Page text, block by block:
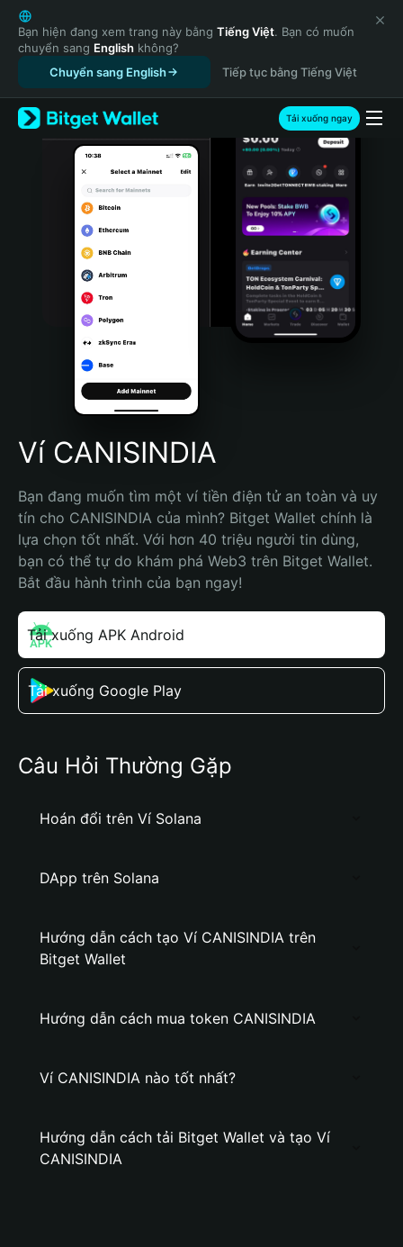
English
日本語
Tiếng Việt
Русский
Español (Latinoamérica)
Türkçe
Italiano
Português (Portugal)
Bahasa Indonesia
Português (Brasil)
Español (Argentina)
Bạn hiện đang xem trang này bằng Tiếng Việt. Bạn có muốn
chuyển sang English không?
Chuyển sang English
Tiếp tục bằng Tiếng Việt
Tải xuống ngay
Ví CANISINDIA
Bạn đang muốn tìm một ví tiền điện tử an toàn và uy
tín cho CANISINDIA của mình? Bitget Wallet chính là
lựa chọn tốt nhất. Với hơn 40 triệu người tin dùng,
bạn có thể tự do khám phá Web3 trên Bitget Wallet.
Bắt đầu hành trình của bạn ngay!
Tải xuống APK Android
Tải xuống Google Play
Câu Hỏi Thường Gặp
Hoán đổi trên Ví Solana
DApp trên Solana
Hướng dẫn cách tạo Ví CANISINDIA trên
Bitget Wallet
Hướng dẫn cách mua token CANISINDIA
Ví CANISINDIA nào tốt nhất?
Hướng dẫn cách tải Bitget Wallet và tạo Ví
CANISINDIA